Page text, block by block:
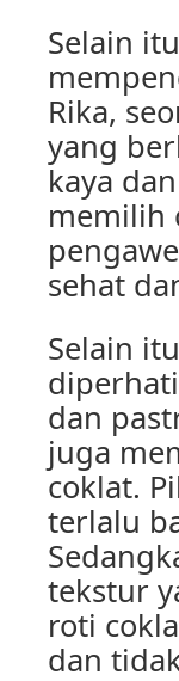
Selain
Rika,
yang
kaya
memilih
sehat
Selain
dan
juga
coklat.
terlalu
tekstur
roti
dan